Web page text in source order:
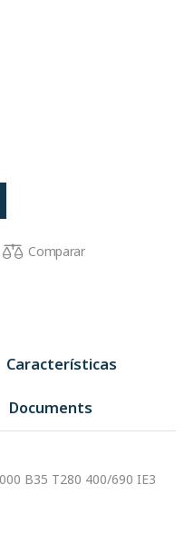
Comparar
Características
Documents
B35 T280 400/690 IE3